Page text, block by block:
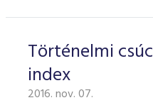
Történelmi
index
2016. nov. 07.